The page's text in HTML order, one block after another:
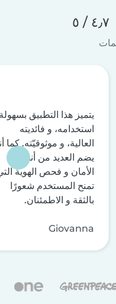
٤٫٧ / ٥
يتميز هذا التطبيق
استخدامه، و فائديته
العالية، و موثوقيّته. كما
يضم العديد من أنظمة
الأمان و فحص الهوية
تمنح المستخدم شعورًا
بالثقة و الاطمئنان.
Giovanna